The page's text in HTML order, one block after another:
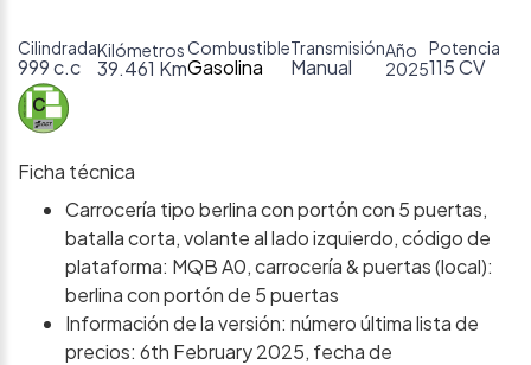
Cilindrada
999 c.c
Kilómetros
39.461 Km
Combustible
Gasolina
Transmisión
Manual
Año
2025
Potencia
115 CV
Ficha técnica
Carrocería tipo berlina con portón con 5 puertas,
batalla corta, volante al lado izquierdo, código de
plataforma: MQB A0, carrocería & puertas (local):
berlina con portón de 5 puertas
Información de la versión: número última lista de
precios: 6th February 2025, fecha de